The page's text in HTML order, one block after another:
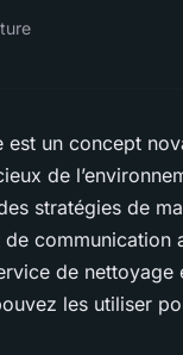
un concept
de
stratégies de
de nettoyage
les utiliser